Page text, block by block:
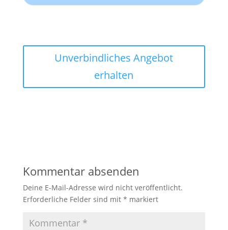
Unverbindliches Angebot
erhalten
Kommentar absenden
Deine E-Mail-Adresse wird nicht veröffentlicht.
Erforderliche Felder sind mit * markiert